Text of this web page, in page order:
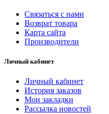
Связаться с нами
Возврат товара
Карта сайта
Производители
Личный кабинет
Личный кабинет
История заказов
Мои закладки
Рассылка новостей